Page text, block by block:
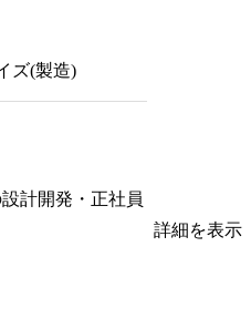
ズ(製造)
計開発・正社員
詳細を表示